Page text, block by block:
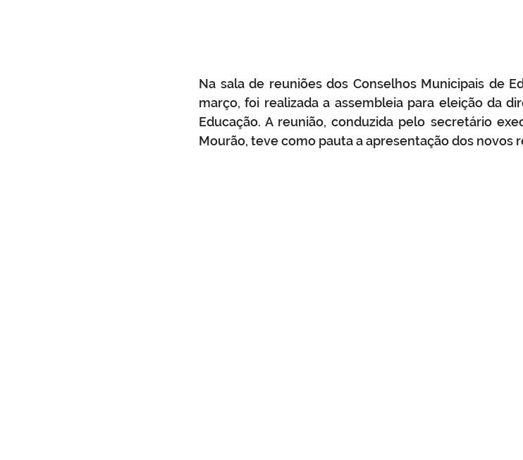
Na sala de reuniões dos Conselhos Municipais de
março, foi realizada a assembleia para eleição da
Educação. A reunião, conduzida pelo secretário
Mourão, teve como pauta a apresentação dos novos